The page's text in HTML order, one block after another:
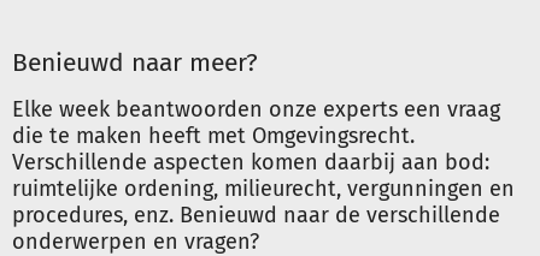
Benieuwd naar meer?
Elke week beantwoorden onze experts een vraag
die te maken heeft met Omgevingsrecht.
Verschillende aspecten komen daarbij aan bod:
ruimtelijke ordening, milieurecht, vergunningen en
procedures, enz. Benieuwd naar de verschillende
onderwerpen en vragen?